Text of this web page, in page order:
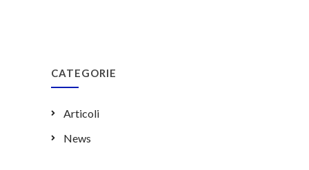
CATEGORIE
Articoli
News